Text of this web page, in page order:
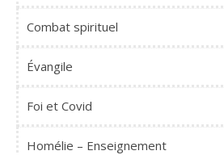
Combat spirituel
Évangile
Foi et Covid
Homélie – Enseignement